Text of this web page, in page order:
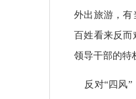
外出旅游，
百姓看来反而
领导干部的特
反对“四风”